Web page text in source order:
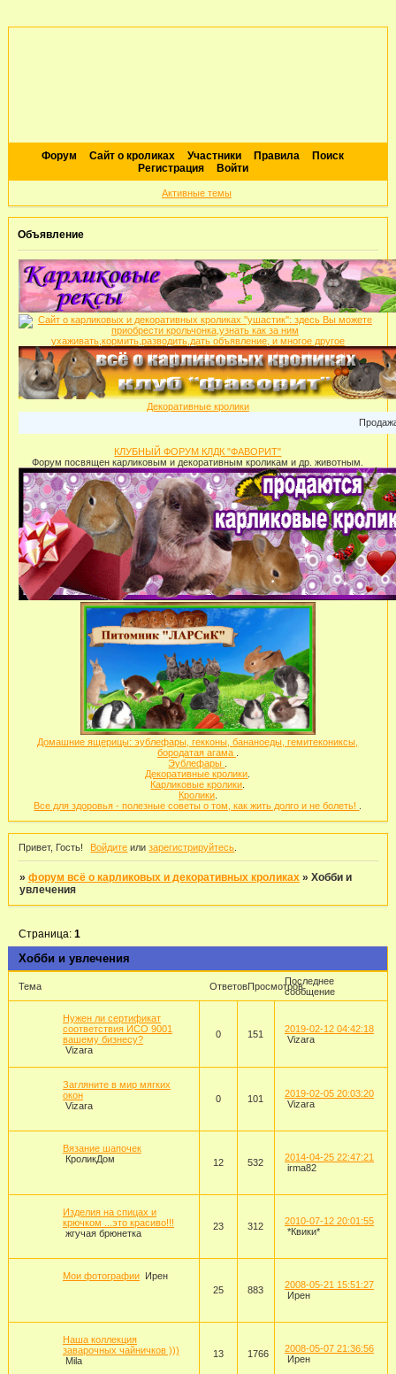
Форум Сайт о кроликах Участники Правила
Поиск
Регистрация
Войти
Активные темы
Объявление
Декоративные кролики
Продажа
КЛУБНЫЙ ФОРУМ КЛДК "ФАВОРИТ"
Форум посвящен карликовым и декоративным кроликам и др. животным.
Домашние ящерицы: эублефары, гекконы, бананоеды, гемитекониксы,
бородатая агама
Эублефары
Декоративные кролики
Карликовые кролики
Кролики.
Все для здоровья - полезные советы о том, как жить долго и не болеть!
Привет, Гость! Войдите илизарегистрируйтесь
»форум всё о карликовых и декоративных кроликах »Хобби и
увлечения
Хобби и увлечения
Страница:1
Тема ОтветовПросмотровПоследнее
сообщение
Нужен ли сертификат
соответствия ИСО 9001
вашему бизнесу?
Vizara
0 151
2019-02-12 04:42:18
Vizara
Загляните в мир мягких
окон
Vizara
0 101
2019-02-05 20:03:20
Vizara
Вязание шапочек
КроликДом
12 532
2014-04-25 22:47:21
irma82
Изделия на спицах и
крючком ...это красиво!!!
жгучая брюнетка
23 312
2010-07-12 20:01:55
*Квики*
Мои фотографии Ирен
25
883
2008-05-21 15:51:27
Ирен
Наша коллекция
заварочных чайничков )))
Mila
13 1766
2008-05-07 21:36:56
Ирен